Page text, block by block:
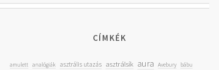
CÍMKÉK
amulett analógiák asztrális utazás asztrálsík aura Avebury bábu